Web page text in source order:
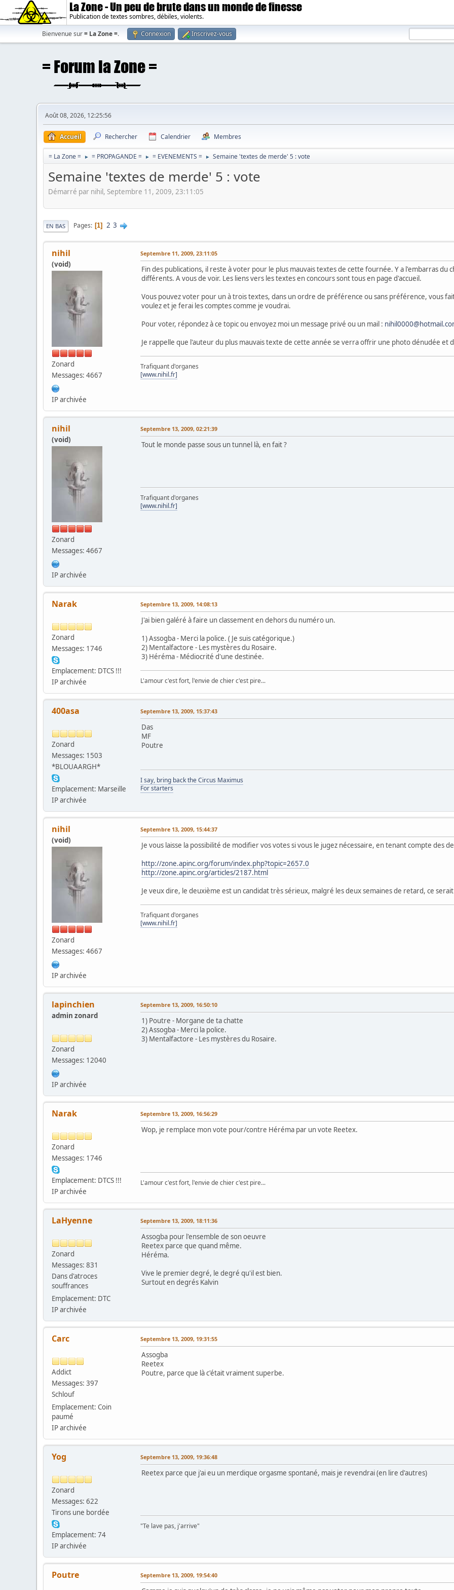
La Zone - Un peu de brute dans un monde de finesse
Publication de textes sombres, débiles, violents.
Bienvenue sur= La Zone =. Connexion Inscrivez-vous
Août 08, 2026, 12:25:56
Accueil Rechercher Calendrier Membres
= La Zone = ► = PROPAGANDE = ► = EVENEMENTS = ► Semaine 'textes de merde' 5 : vote
Semaine 'textes de merde' 5 : vote
Démarré par nihil, Septembre 11, 2009, 23:11:05
EN BAS Pages 1 2 3
nihil
(void)
Zonard
Messages: 4667
IP archivée
Septembre 11, 2009, 23:11:05
Fin des publications, il reste à voter pour le plus mauvais textes de cette fournée. Y a l'embarras
différents. A vous de voir. Les liens vers les textes en concours sont tous en page d'accueil.
Vous pouvez voter pour un à trois textes, dans un ordre de préférence ou sans préférence, vous
voulez et je ferai les comptes comme je voudrai.
Pour voter, répondez à ce topic ou envoyez moi un message privé ou un mail :
Je rappelle que l'auteur du plus mauvais texte de cette année se verra offrir une photo dénudée et
Trafiquant d'organes
[www.nihil.fr]
nihil
(void)
Zonard
Messages: 4667
IP archivée
Septembre 13, 2009, 02:21:39
Tout le monde passe sous un tunnel là, en fait ?
Trafiquant d'organes
[www.nihil.fr]
Narak
Zonard
Messages: 1746
Emplacement: DTCS !!!
IP archivée
Septembre 13, 2009, 14:08:13
J'ai bien galéré à faire un classement en dehors du numéro un.
1) Assogba - Merci la police. ( Je suis catégorique.)
2) Mentalfactore - Les mystères du Rosaire.
3) Héréma - Médiocrité d'une destinée.
L'amour c'est fort, l'envie de chier c'est pire...
400asa
Zonard
Messages: 1503
*BLOUAARGH*
Emplacement: Marseille
IP archivée
Septembre 13, 2009, 15:37:43
Das
MF
Poutre
I say, bring back the Circus Maximus
For starters
nihil
(void)
Zonard
Messages: 4667
IP archivée
Septembre 13, 2009, 15:44:37
Je vous laisse la possibilité de modifier vos votes si vous le jugez nécessaire, en tenant compte des
http://zone.apinc.org/forum/index.php?topic=2657.0
http://zone.apinc.org/articles/2187.html
Je veux dire, le deuxième est un candidat très sérieux, malgré les deux semaines de retard, ce
Trafiquant d'organes
[www.nihil.fr]
lapinchien
admin zonard
Zonard
Messages: 12040
IP archivée
Septembre 13, 2009, 16:50:10
1) Poutre - Morgane de ta chatte
2) Assogba - Merci la police.
3) Mentalfactore - Les mystères du Rosaire.
Narak
Zonard
Messages: 1746
Emplacement: DTCS !!!
IP archivée
Septembre 13, 2009, 16:56:29
Wop, je remplace mon vote pour/contre Héréma par un vote Reetex.
L'amour c'est fort, l'envie de chier c'est pire...
LaHyenne
Zonard
Messages: 831
Dans d'atroces
souffrances
Emplacement: DTC
IP archivée
Septembre 13, 2009, 18:11:36
Assogba pour l'ensemble de son oeuvre
Reetex parce que quand même.
Héréma.
Vive le premier degré, le degré qu'il est bien.
Surtout en degrés Kalvin
Carc
Addict
Messages: 397
Schlouf
Emplacement: Coin
paumé
IP archivée
Septembre 13, 2009, 19:31:55
Assogba
Reetex
Poutre, parce que là c'était vraiment superbe.
Yog
Zonard
Messages: 622
Tirons une bordée
Emplacement: 74
IP archivée
Septembre 13, 2009, 19:36:48
Reetex parce que j'ai eu un merdique orgasme spontané, mais je revendrai (en lire d'autres)
"Te lave pas, j'arrive"
Poutre Septembre 13, 2009, 19:54:40